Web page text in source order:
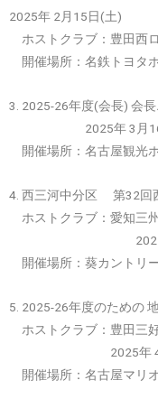
2025年 2月15日(土)
ホストクラブ：豊田西
開催場所：名鉄トヨタ
3. 2025-26年度(会長) 会
2025年 3月16
開催場所：名古屋観光
4. 西三河中分区 第32回
ホストクラブ：愛知三
2025年 4
開催場所：葵カントリ
5. 2025-26年度のため
ホストクラブ：豊田
2025年 4月
開催場所：名古屋マリ